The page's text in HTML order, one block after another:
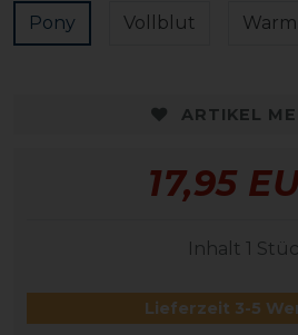
Pony Vollblut
ARTIKEL
17,95
Inhalt 1
Lieferzeit 3-5